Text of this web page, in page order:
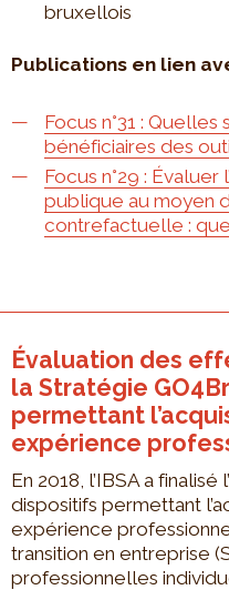
bruxellois
Publications en lien
Focus n°31 :
bénéficiaires des
Focus n°29 : Évaluer
publique au moyen
contrefactuelle :
Évaluation des
la Stratégie
permettant
expérience
En 2018, l’IBSA a finalisé
dispositifs permettant
expérience
transition en entreprise
professionnelles